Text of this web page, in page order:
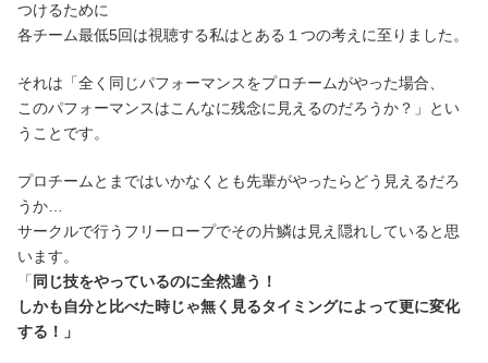
つけるために
各チーム最低5回は視聴する私はとある１つの考えに至りました。
それは「全く同じパフォーマンスをプロチームがやった場合、
このパフォーマンスはこんなに残念に見えるのだろうか？」とい
うことです。
プロチームとまではいかなくとも先輩がやったらどう見えるだろ
うか…
サークルで行うフリーロープでその片鱗は見え隠れしていると思
います。
「 同じ技をやっているのに全然違う！
しかも自分と比べた時じゃ無く見るタイミングによって更に変化
する！」